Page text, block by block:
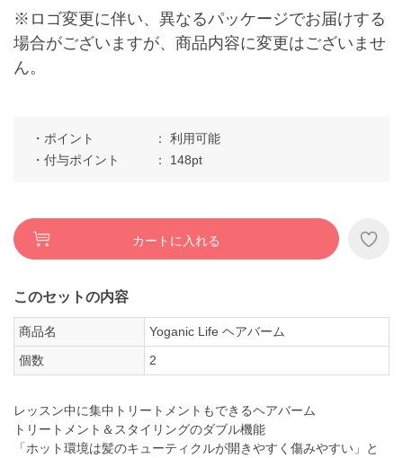
※ロゴ変更に伴い、異なるパッケージでお届けする
場合がございますが、商品内容に変更はございませ
ん。
ポイント
利用可能
付与ポイント
148pt
カートに入れる
このセットの内容
商品名
Yoganic Life ヘアバーム
個数
2
レッスン中に集中トリートメントもできるヘアバーム
トリートメント＆スタイリングのダブル機能
「ホット環境は髪のキューティクルが開きやすく傷みやすい」と